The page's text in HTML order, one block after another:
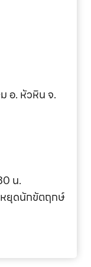
อ. หัวหิน จ.
น.
หยุดนักขัตฤกษ์